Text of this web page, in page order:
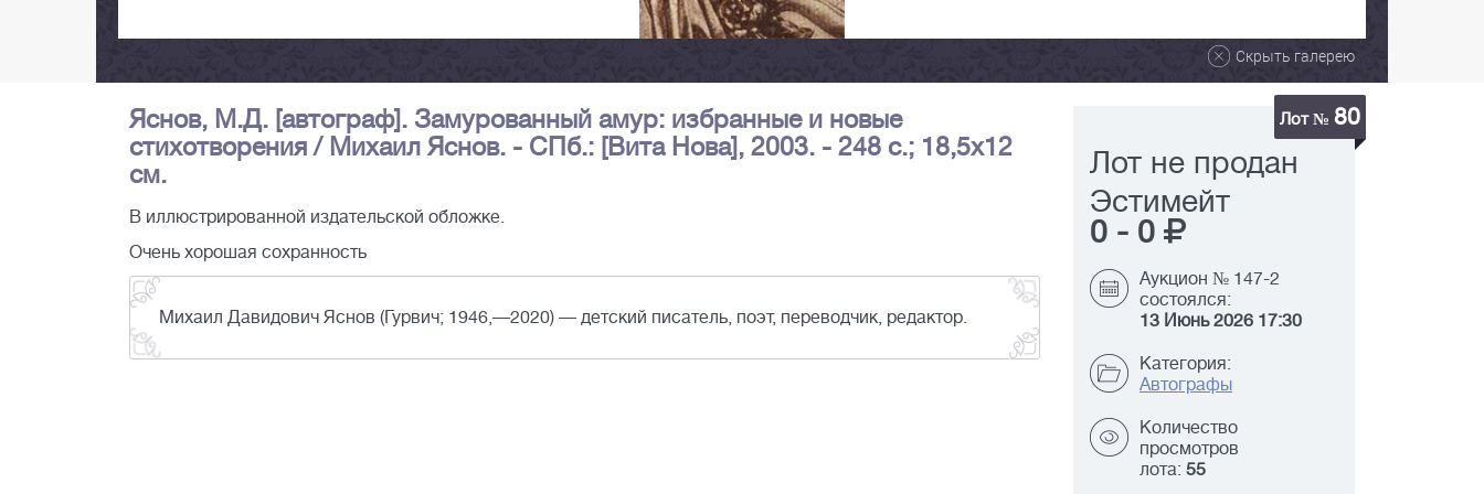
Скрыть галерею
Яснов, М.Д. [автограф]. Замурованный амур: избранные и новые
стихотворения / Михаил Яснов. - СПб.: [Вита Нова], 2003. - 248 с.; 18,5х12
см.
В иллюстрированной издательской обложке.
Очень хорошая сохранность
Михаил Давидович Яснов (Гурвич; 1946,—2020) — детский писатель, поэт, переводчик, редактор.
Лот № 80
Лот не продан
Эстимейт
0 - 0
Аукцион № 147-2
состоялся:
13 Июнь 2026 17:30
Категория:
Автографы
Количество
просмотров
лота: 55